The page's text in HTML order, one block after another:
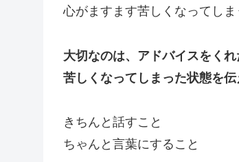
心がますます苦しくなってしま
大切なのは、アドバイスをくれ
苦しくなってしまった状態を
きちんと話すこと
ちゃんと言葉にすること